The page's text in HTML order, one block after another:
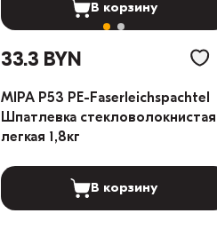
В корзину
33.3 BYN
MIPA P53 PE-Faserleichspachtel
Шпатлевка стекловолокнистая
легкая 1,8кг
В корзину